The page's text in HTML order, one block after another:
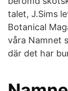
talet, J.Sims
Botanical
våra Namnet
där det har